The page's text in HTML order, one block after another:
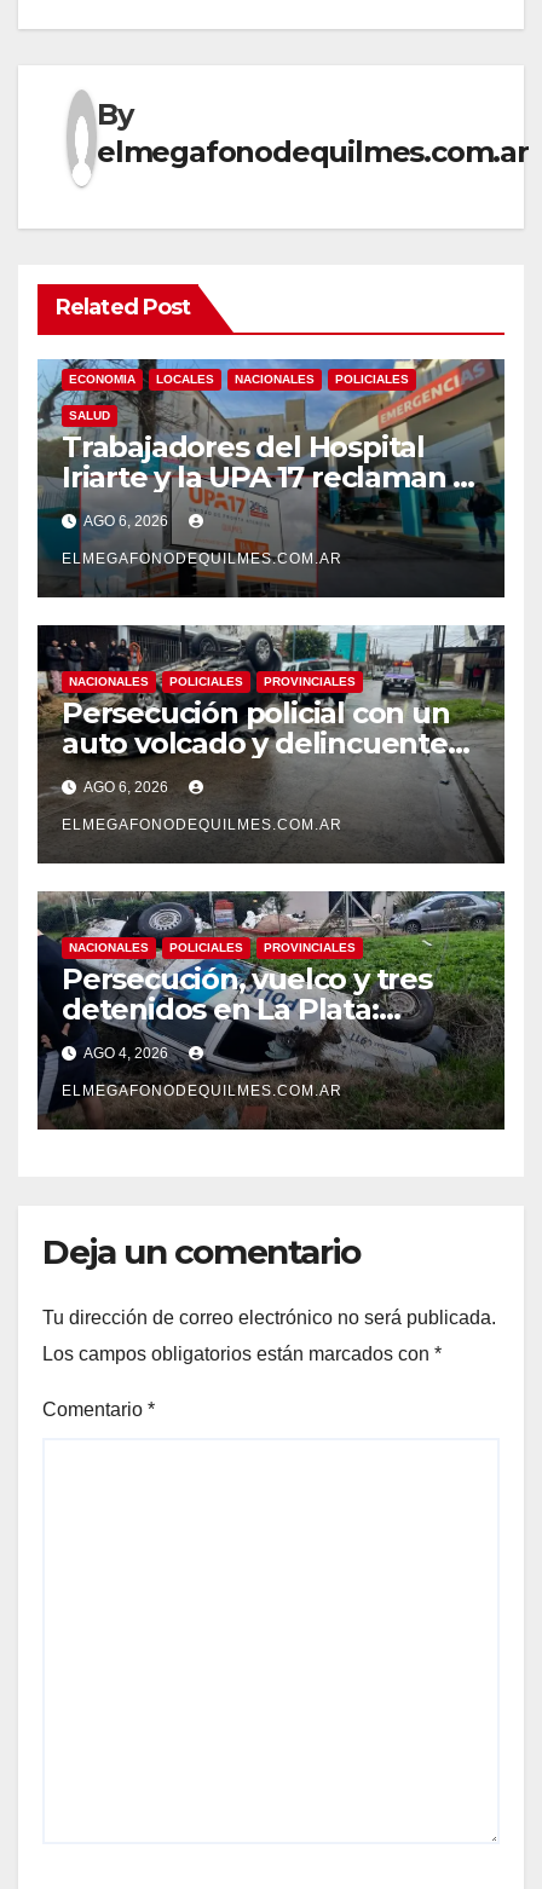
By
elmegafonodequilmes.com.ar
Related Post
ECONOMIA LOCALES NACIONALES POLICIALES
SALUD
Trabajadores del Hospital
Iriarte y la UPA 17 reclaman el
pase a planta de becarios y
mejoras laborales
AGO 6, 2026
ELMEGAFONODEQUILMES.COM.AR
NACIONALES POLICIALES PROVINCIALES
Persecución policial con un
auto volcado y delincuentes
detenidos en San Francisco
Solano
AGO 6, 2026
ELMEGAFONODEQUILMES.COM.AR
NACIONALES POLICIALES PROVINCIALES
Persecución, vuelco y tres
detenidos en La Plata:
recuperaron motos robadas
tras un operativo policial
AGO 4, 2026
ELMEGAFONODEQUILMES.COM.AR
Deja un comentario
Tu dirección de correo electrónico no será publicada.
Los campos obligatorios están marcados con *
Comentario *